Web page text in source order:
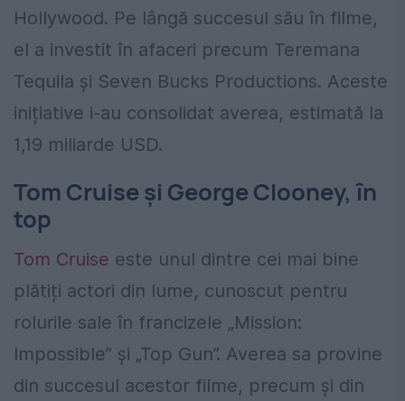
Hollywood. Pe lângă succesul său în filme,
el a investit în afaceri precum Teremana
Tequila și Seven Bucks Productions. Aceste
inițiative i-au consolidat averea, estimată la
1,19 miliarde USD.
Tom Cruise și George Clooney, în
top
Tom Cruise este unul dintre cei mai bine
plătiți actori din lume, cunoscut pentru
rolurile sale în francizele „Mission:
Impossible” și „Top Gun”. Averea sa provine
din succesul acestor filme, precum și din